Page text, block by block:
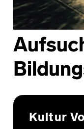
Skip back to main navigation
Kultur